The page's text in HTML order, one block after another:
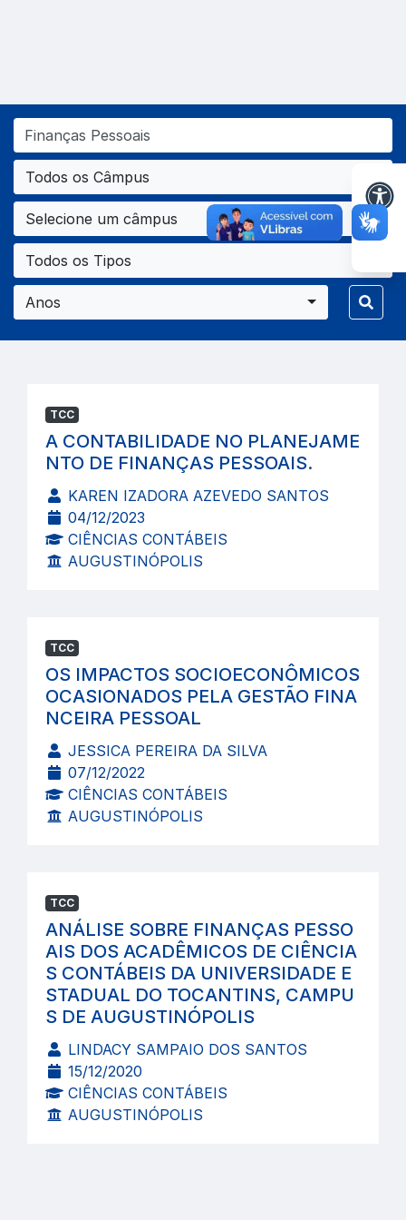
Todos os Câmpus
Selecione um câmpus
Todos os Tipos
Anos
TCC
A CONTABILIDADE NO PLANEJAME
NTO DE FINANÇAS PESSOAIS.
KAREN IZADORA AZEVEDO SANTOS
04/12/2023
CIÊNCIAS CONTÁBEIS
AUGUSTINÓPOLIS
TCC
OS IMPACTOS SOCIOECONÔMICOS
OCASIONADOS PELA GESTÃO FINA
NCEIRA PESSOAL
JESSICA PEREIRA DA SILVA
07/12/2022
CIÊNCIAS CONTÁBEIS
AUGUSTINÓPOLIS
TCC
ANÁLISE SOBRE FINANÇAS PESSO
AIS DOS ACADÊMICOS DE CIÊNCIA
S CONTÁBEIS DA UNIVERSIDADE E
STADUAL DO TOCANTINS, CAMPU
S DE AUGUSTINÓPOLIS
LINDACY SAMPAIO DOS SANTOS
15/12/2020
CIÊNCIAS CONTÁBEIS
AUGUSTINÓPOLIS